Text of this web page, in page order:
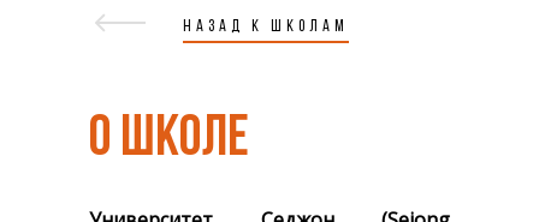
НАЗАД К ШКОЛАМ
О ШКОЛЕ